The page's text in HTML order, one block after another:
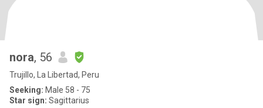
nora, 56
Trujillo, La Libertad, Peru
Seeking: Male 58 - 75
Star sign: Sagittarius